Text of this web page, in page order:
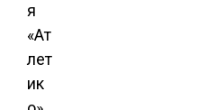
я
«Ат
лет
ик